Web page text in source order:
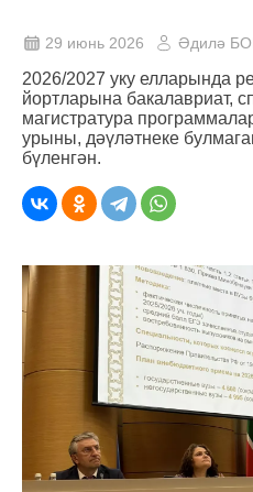
29 июнь 2026 Әдилә
2026/2027 уку елларында
йортларына бакалавриат,
магистратура
урыны, дәүләтнеке
бүленгән.